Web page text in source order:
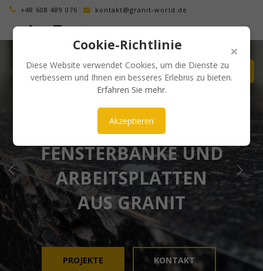
×
Cookie-Richtlinie
Diese Website verwendet Cookies, um die Dienste zu
verbessern und Ihnen ein besseres Erlebnis zu bieten.
Erfahren Sie mehr.
Akzeptieren
+48 608 489 076 kontakt@granit-world.de
ÄSTHETISCH UND ZEITLOS
FENSTERBÄNKE UND
ARBEITSPLATTEN
AUS GRANIT
PROJEKTE KONTAKT